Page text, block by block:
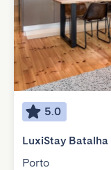
5.0
LuxiStay
Porto